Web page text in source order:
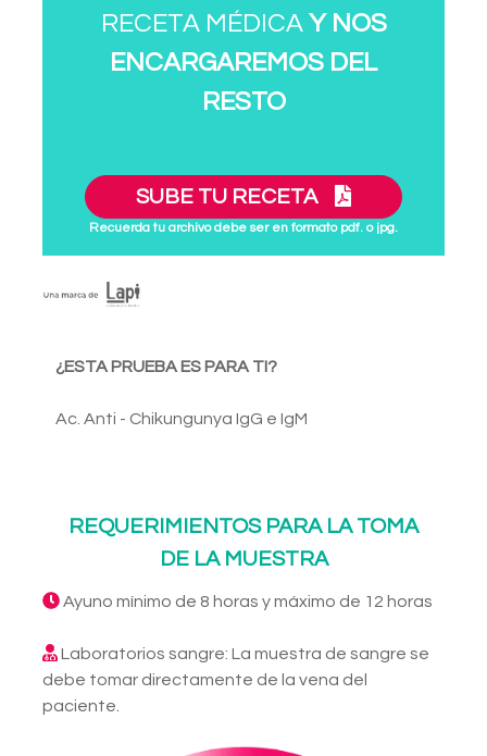
RECETA MÉDICA Y NOS
ENCARGAREMOS DEL
RESTO
SUBE TU RECETA
Recuerda tu archivo debe ser en formato pdf. o jpg.
¿ESTA PRUEBA ES PARA TI?
Ac. Anti - Chikungunya IgG e IgM
REQUERIMIENTOS PARA LA TOMA
DE LA MUESTRA
Ayuno mínimo de 8 horas y máximo de 12 horas
Laboratorios sangre: La muestra de sangre se
debe tomar directamente de la vena del
paciente.